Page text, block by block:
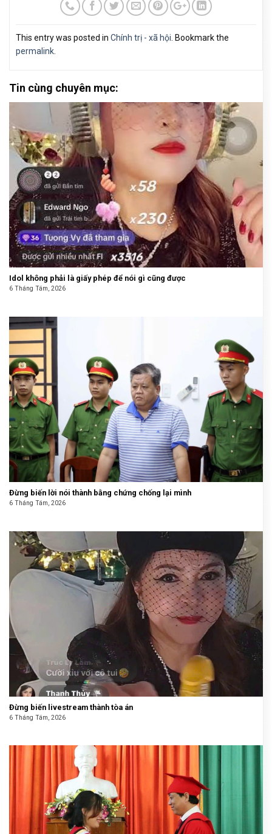
This entry was posted in Chính trị - xã hội . Bookmark the
permalink
Tin cùng chuyên mục:
Idol không phải là giấy phép để nói gì cũng được
6 Tháng Tám, 2026
Đừng biến lời nói thành bằng chứng chống lại mình
6 Tháng Tám, 2026
Đừng biến livestream thành tòa án
6 Tháng Tám, 2026